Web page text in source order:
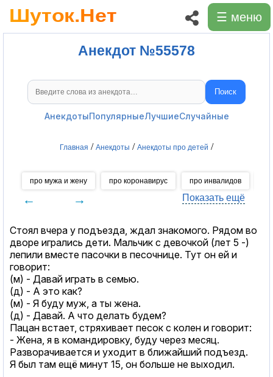
☰ меню
Анекдот №55578
Поиск анекдотов Поиск
АнекдотыПопулярныеЛучшиеСлучайные
Главная / Анекдоты / Анекдоты про детей /
про мужа и жену про коронавирус про инвалидов
← → Показать ещё
Стоял вчера у подъезда, ждал знакомого. Рядом во
дворе игрались дети. Мальчик с девочкой (лет 5 -)
лепили вместе пасочки в песочнице. Тут он ей и
говорит:
(м) - Давай играть в семью.
(д) - А это как?
(м) - Я буду муж, а ты жена.
(д) - Давай. А что делать будем?
Пацан встает, стряхивает песок с колен и говорит:
- Жена, я в командировку, буду через месяц.
Разворачивается и уходит в ближайший подъезд.
Я был там ещё минут 15, он больше не выходил.